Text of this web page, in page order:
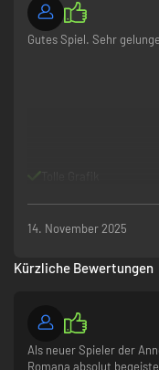
Gutes Spiel. Sehr
14. November 2025
Kürzliche Bewertungen
Als neuer Spieler der
Romana absolut